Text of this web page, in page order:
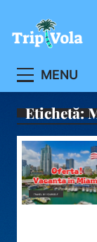
content
MENU
Etichetă:
TRAVEL BY YOURSELF